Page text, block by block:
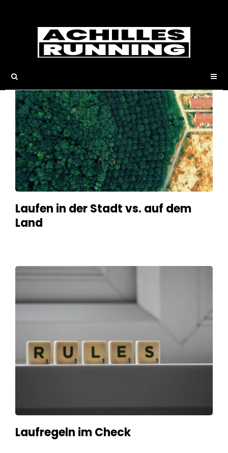
Laufen in der Stadt vs. auf dem
Land
Laufregeln im Check